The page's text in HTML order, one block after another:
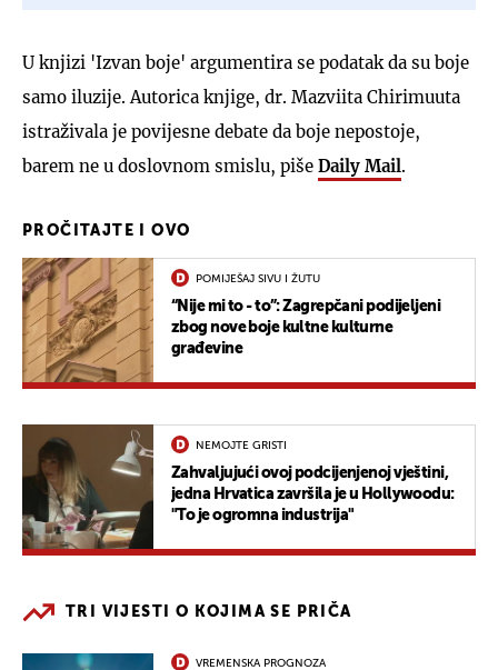
U knjizi 'Izvan boje' argumentira se podatak da su boje
samo iluzije. Autorica knjige, dr. Mazviita Chirimuuta
istraživala je povijesne debate da boje nepostoje,
barem ne u doslovnom smislu, piše Daily Mail.
PROČITAJTE I OVO
POMIJEŠAJ SIVU I ŽUTU
“Nije mi to - to”: Zagrepčani podijeljeni
zbog nove boje kultne kulturne
građevine
NEMOJTE GRISTI
Zahvaljujući ovoj podcijenjenoj vještini,
jedna Hrvatica završila je u Hollywoodu:
"To je ogromna industrija"
TRI VIJESTI O KOJIMA SE PRIČA
VREMENSKA PROGNOZA